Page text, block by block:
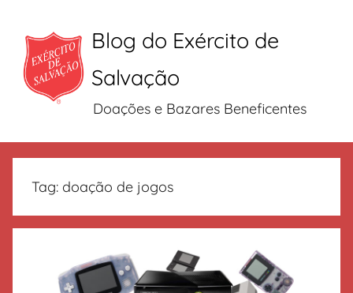
conteúdo
Blog do Exército de
Salvação
Doações e Bazares Beneficentes
Tag: doação de jogos